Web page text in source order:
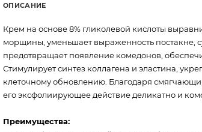
ОПИСАНИЕ
Крем на основе 8% гликолевой кислоты
морщины, уменьшает выраженность постакне,
предотвращает появление комедонов,
Стимулирует синтез коллагена и эластина,
клеточному обновлению. Благодаря
его эксфолиирующее действие деликатно и
Преимущества: